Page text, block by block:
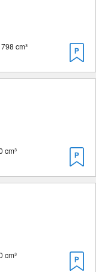
cm³
cm³
cm³